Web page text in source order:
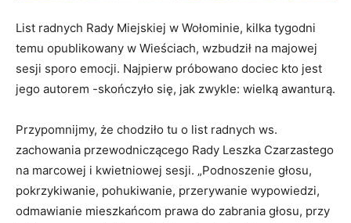
List radnych Rady Miejskiej w Wołominie, kilka tygodni
temu opublikowany w Wieściach, wzbudził na majowej
sesji sporo emocji. Najpierw próbowano dociec kto jest
jego autorem -skończyło się, jak zwykle: wielką awanturą.
Przypomnijmy, że chodziło tu o list radnych ws.
zachowania przewodniczącego Rady Leszka Czarzastego
na marcowej i kwietniowej sesji. „Podnoszenie głosu,
pokrzykiwanie, pohukiwanie, przerywanie wypowiedzi,
odmawianie mieszkańcom prawa do zabrania głosu, przy